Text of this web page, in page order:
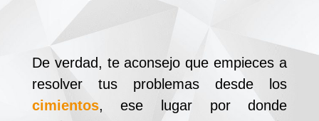
De verdad, te aconsejo que empieces a
resolver tus problemas desde los
cimientos, ese lugar por donde